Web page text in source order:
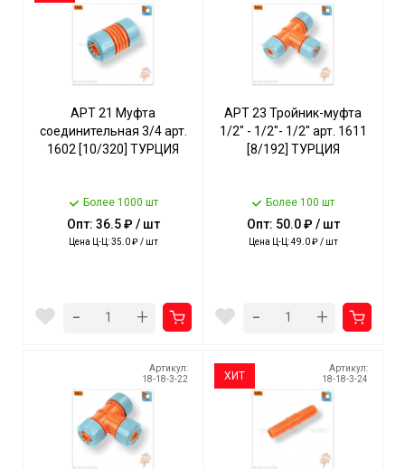
АРТ 21 Муфта
соединительная 3/4 арт.
1602 [10/320] ТУРЦИЯ
Более 1000 шт
Опт: 36.5 ₽ / шт
Цена Ц-Ц: 35.0 ₽ / шт
- +
АРТ 23 Тройник-муфта
1/2" - 1/2"- 1/2" арт. 1611
[8/192] ТУРЦИЯ
Более 100 шт
Опт: 50.0 ₽ / шт
Цена Ц-Ц: 49.0 ₽ / шт
- +
Артикул:
18-18-3-22
ХИТ
Артикул:
18-18-3-24